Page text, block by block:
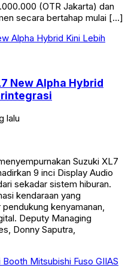
(OTR Jakarta) dan
secara bertahap mulai […]
New Alpha Hybrid
lalu
Suzuki XL7
9 inci Display Audio
sekadar sistem hiburan.
kendaraan yang
kenyamanan,
Deputy Managing
Donny Saputra,